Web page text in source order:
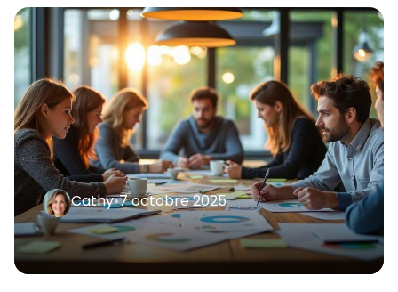
Cathy•7 octobre 2025